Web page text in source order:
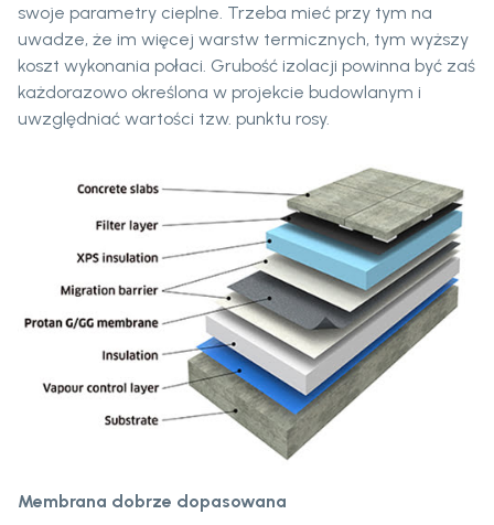
swoje parametry cieplne. Trzeba mieć przy tym na
uwadze, że im więcej warstw termicznych, tym wyższy
koszt wykonania połaci. Grubość izolacji powinna być zaś
każdorazowo określona w projekcie budowlanym i
uwzględniać wartości tzw. punktu rosy.
Membrana dobrze dopasowana